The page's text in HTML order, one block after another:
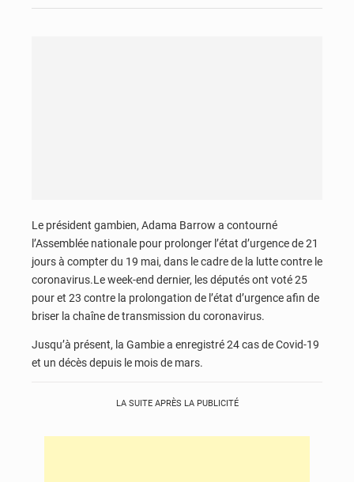
Le président gambien, Adama Barrow a contourné
l’Assemblée nationale pour prolonger l’état d’urgence de 21
jours à compter du 19 mai, dans le cadre de la lutte contre le
coronavirus.Le week-end dernier, les députés ont voté 25
pour et 23 contre la prolongation de l’état d’urgence afin de
briser la chaîne de transmission du coronavirus.
Jusqu’à présent, la Gambie a enregistré 24 cas de Covid-19
et un décès depuis le mois de mars.
LA SUITE APRÈS LA PUBLICITÉ